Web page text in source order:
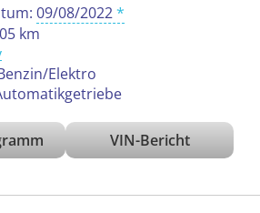
09/08/2022
km
Elektro
VIN-Bericht